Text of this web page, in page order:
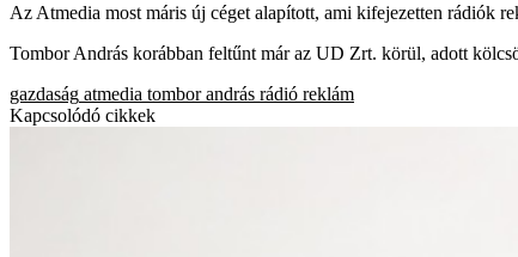
Az Atmedia most máris új céget alapított, ami kifejezetten rádiók
Tombor András korábban feltűnt már az UD Zrt. körül, adott
gazdaság atmedia tombor andrás rádió reklám
Kapcsolódó cikkek